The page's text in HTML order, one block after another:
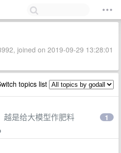
joined on 2019-09-29 13:28:01
topics list
越是给大模型作肥料 1